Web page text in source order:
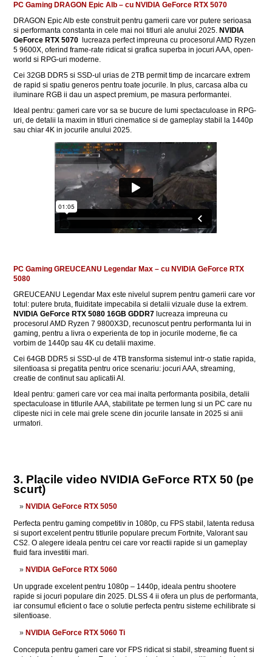
PC Gaming DRAGON Epic Alb – cu NVIDIA GeForce RTX 5070
DRAGON Epic Alb este construit pentru gamerii care vor putere serioasa
si performanta constanta in cele mai noi titluri ale anului 2025. NVIDIA
GeForce RTX 5070 lucreaza perfect impreuna cu procesorul AMD Ryzen
5 9600X, oferind frame-rate ridicat si grafica superba in jocuri AAA, open-
world si RPG-uri moderne.
Cei 32GB DDR5 si SSD-ul urias de 2TB permit timp de incarcare extrem
de rapid si spatiu generos pentru toate jocurile. In plus, carcasa alba cu
iluminare RGB ii dau un aspect premium, pe masura performantei.
Ideal pentru: gameri care vor sa se bucure de lumi spectaculoase in RPG-
uri, de detalii la maxim in titluri cinematice si de gameplay stabil la 1440p
sau chiar 4K in jocurile anului 2025.
PC Gaming GREUCEANU Legendar Max – cu NVIDIA GeForce RTX
5080
GREUCEANU Legendar Max este nivelul suprem pentru gamerii care vor
totul: putere bruta, fluiditate impecabila si detalii vizuale duse la extrem.
NVIDIA GeForce RTX 5080 16GB GDDR7 lucreaza impreuna cu
procesorul AMD Ryzen 7 9800X3D, recunoscut pentru performanta lui in
gaming, pentru a livra o experienta de top in jocurile moderne, fie ca
vorbim de 1440p sau 4K cu detalii maxime.
Cei 64GB DDR5 si SSD-ul de 4TB transforma sistemul intr-o statie rapida,
silentioasa si pregatita pentru orice scenariu: jocuri AAA, streaming,
creatie de continut sau aplicatii AI.
Ideal pentru: gameri care vor cea mai inalta performanta posibila, detalii
spectaculoase in titlurile AAA, stabilitate pe termen lung si un PC care nu
clipeste nici in cele mai grele scene din jocurile lansate in 2025 si anii
urmatori.
3. Placile video NVIDIA GeForce RTX 50 (pe
scurt)
NVIDIA GeForce RTX 5050
Perfecta pentru gaming competitiv in 1080p, cu FPS stabil, latenta redusa
si suport excelent pentru titlurile populare precum Fortnite, Valorant sau
CS2. O alegere ideala pentru cei care vor reactii rapide si un gameplay
fluid fara investitii mari.
NVIDIA GeForce RTX 5060
Un upgrade excelent pentru 1080p – 1440p, ideala pentru shootere
rapide si jocuri populare din 2025. DLSS 4 ii ofera un plus de performanta,
iar consumul eficient o face o solutie perfecta pentru sisteme echilibrate si
silentioase.
NVIDIA GeForce RTX 5060 Ti
Conceputa pentru gameri care vor FPS ridicat si stabil, streaming fluent si